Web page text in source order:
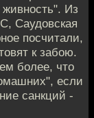
Из
Саудовская
посчитали,
к забою.
более, что
если
санкций -